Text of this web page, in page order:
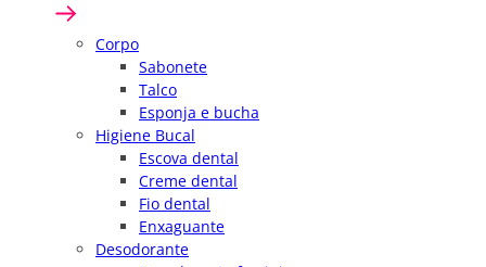
Corpo
Sabonete
Talco
Esponja e bucha
Higiene Bucal
Escova dental
Creme dental
Fio dental
Enxaguante
Desodorante